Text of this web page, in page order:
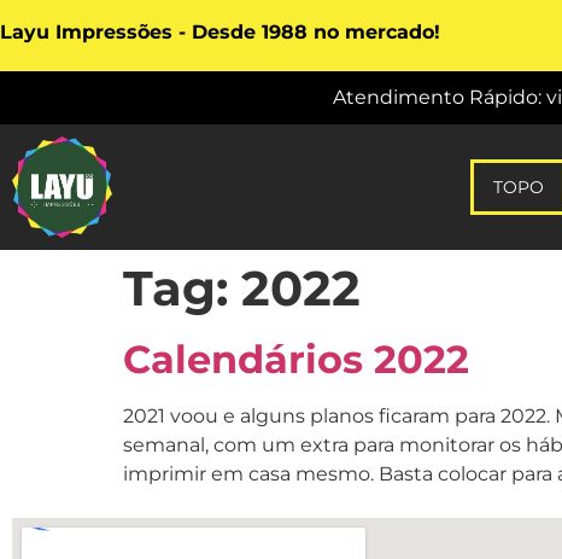
Layu Impressões - Desde 1988 no mercado!
Atendimento Rápido:
TOPO
Tag: 2022
Calendários 2022
2021 voou e alguns planos ficaram para
semanal, com um extra para monitorar os
imprimir em casa mesmo. Basta colocar